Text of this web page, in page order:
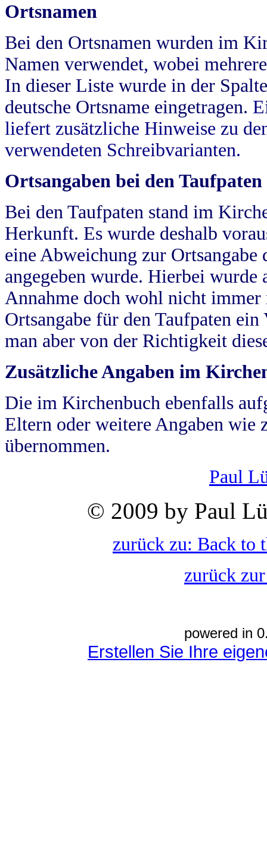
Ortsnamen
Bei den Ortsnamen wurden im
Namen verwendet, wobei
In dieser Liste wurde in der
deutsche Ortsname eingetragen.
liefert zusätzliche Hinweise zu
verwendeten Schreibvarianten.
Ortsangaben bei den Taufpaten
Bei den Taufpaten stand im
Herkunft. Es wurde deshalb
eine Abweichung zur
angegeben wurde. Hierbei wurde
Annahme doch wohl nicht
Ortsangabe für den Taufpaten
man aber von der Richtigkeit
Zusätzliche Angaben im
Die im Kirchenbuch ebenfalls
Eltern oder weitere Angaben wie
übernommen.
Paul
© 2009 by Paul
zurück zu: Back to
zurück
powered in
Erstellen Sie Ihre